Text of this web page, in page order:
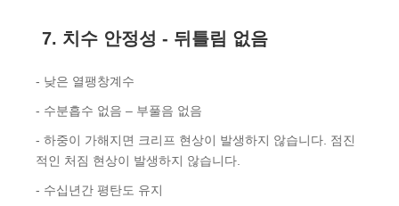
7. 치수 안정성 - 뒤틀림 없음
- 낮은 열팽창계수
- 수분흡수 없음 – 부풀음 없음
- 하중이 가해지면 크리프 현상이 발생하지 않습니다. 점진
적인 처짐 현상이 발생하지 않습니다.
- 수십년간 평탄도 유지